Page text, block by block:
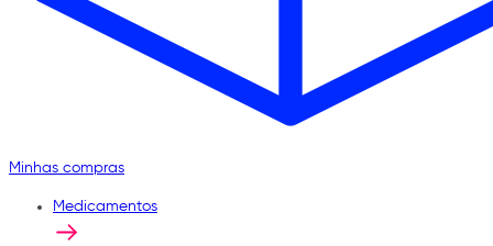
Minhas compras
Medicamentos